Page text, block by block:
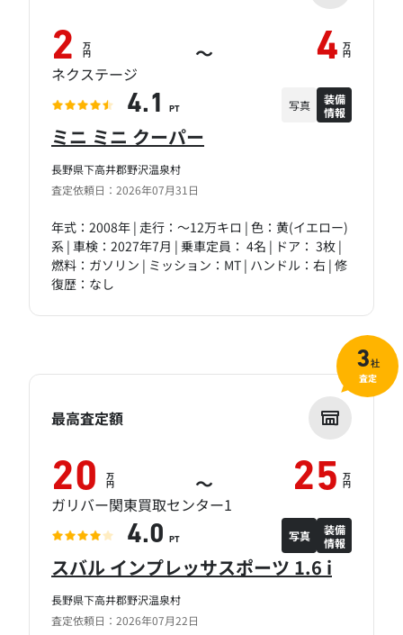
長野県下高井郡野沢温泉村
査定依頼日：2026年07月31日
ミニ ミニ クーパー
年式：2008年 | 走行：～12万キロ | 色：黄(イエロー)
系 | 車検：2027年7月 | 乗車定員： 4名 | ドア： 3枚 |
燃料：ガソリン | ミッション：MT | ハンドル：右 | 修
復歴：なし
2 万
円 ～ 4 万
円
ネクステージ
4.1 PT 写真
装備
情報
長野県下高井郡野沢温泉村
査定依頼日：2026年07月22日
スバル インプレッサスポーツ 1.6 i
最高査定額
20 万
円 ～ 25 万
円
ガリバー関東買取センター1
4.0 PT 写真
装備
情報
3社
査定